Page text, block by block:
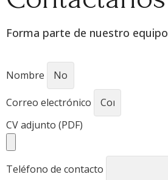
Forma parte de nuestro equipo
Nombre
Correo electrónico
CV adjunto (PDF)
Teléfono de contacto